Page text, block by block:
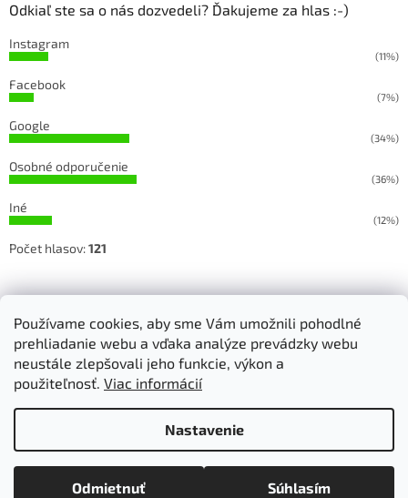
Používame cookies, aby sme Vám umožnili pohodlné
prehliadanie webu a vďaka analýze prevádzky webu
neustále zlepšovali jeho funkcie, výkon a
použiteľnosť. Viac informácií
Nastavenie
Odmietnuť Súhlasím
Odkiaľ ste sa o nás dozvedeli? Ďakujeme za hlas :-)
Instagram
(11%)
Facebook
(7%)
Google
(34%)
Osobné odporučenie
(36%)
Iné
(12%)
Počet hlasov:121
RETEX, s.r.o. - strojové vyšívanie